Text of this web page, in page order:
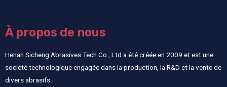
À propos de nous
Henan Sicheng Abrasives Tech Co., Ltd a été créée en 2009 et est une
société technologique engagée dans la production, la R&D et la vente de
divers abrasifs.